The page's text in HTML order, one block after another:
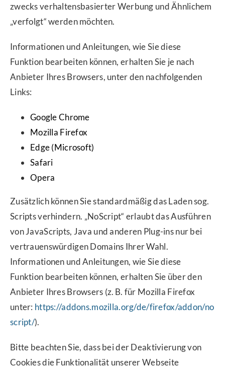
zwecks verhaltensbasierter Werbung und Ähnlichem
„verfolgt“ werden möchten.
Informationen und Anleitungen, wie Sie diese
Funktion bearbeiten können, erhalten Sie je nach
Anbieter Ihres Browsers, unter den nachfolgenden
Links:
Google Chrome
Mozilla Firefox
Edge (Microsoft)
Safari
Opera
Zusätzlich können Sie standardmäßig das Laden sog.
Scripts verhindern. „NoScript“ erlaubt das Ausführen
von JavaScripts, Java und anderen Plug-ins nur bei
vertrauenswürdigen Domains Ihrer Wahl.
Informationen und Anleitungen, wie Sie diese
Funktion bearbeiten können, erhalten Sie über den
Anbieter Ihres Browsers (z. B. für Mozilla Firefox
unter: https://addons.mozilla.org/de/firefox/addon/no
script/).
Bitte beachten Sie, dass bei der Deaktivierung von
Cookies die Funktionalität unserer Webseite